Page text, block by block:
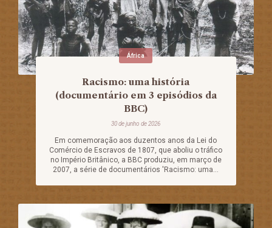
África
Racismo: uma história
(documentário em 3 episódios da
BBC)
30 de junho de 2026
Em comemoração aos duzentos anos da Lei do
Comércio de Escravos de 1807, que aboliu o tráfico
no Império Britânico, a BBC produziu, em março de
2007, a série de documentários 'Racismo: uma...